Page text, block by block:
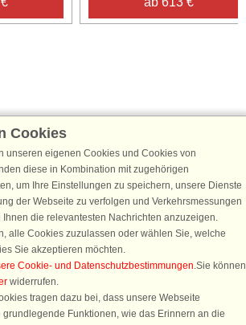
Ferienhaus-Fans an
von 25 € für Ihren nächsten
Sie sich einfach für den DanCenter Newsletter
exklusive Angebote, Gewinnspiele und
abonnieren
Cookies
unseren eigenen Cookies und Cookies von
diese in Kombination mit zugehörigen
um Ihre Einstellungen zu speichern, unsere Dienste
der Webseite zu verfolgen und Verkehrsmessungen
die relevantesten Nachrichten anzuzeigen.
alle Cookies zuzulassen oder wählen Sie, welche
Sie akzeptieren möchten.
Cookie- und Datenschutzbestimmungen.Sie können
widerrufen.
tragen dazu bei, dass unsere Webseite
Funktionen, wie das Erinnern an die